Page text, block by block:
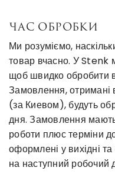
ЧАС ОБРОБКИ
Ми розуміємо,
товар вчасно. У Stenk
щоб швидко обробити
Замовлення, отримані
(за Киевом), будуть
дня.Замовлення
роботи плюс терміни
оформлені у вихідні та
на наступний робочий